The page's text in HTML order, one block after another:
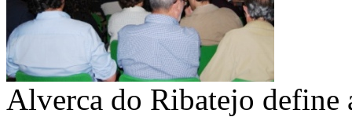
Alverca do Ribatejo define